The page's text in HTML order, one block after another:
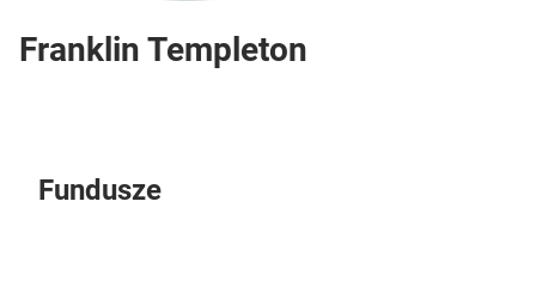
Franklin Templeton
Fundusze